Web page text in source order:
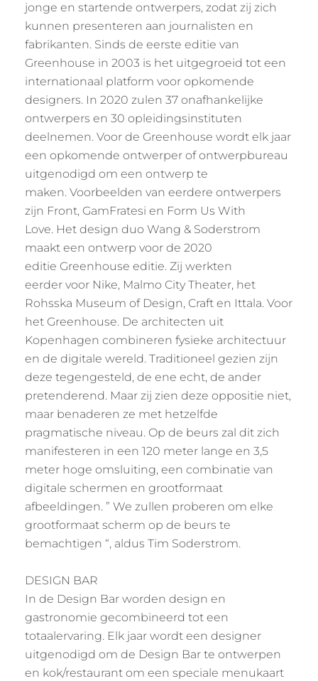
jonge en startende ontwerpers, zodat zij zich
kunnen presenteren aan journalisten en
fabrikanten. Sinds de eerste editie van
Greenhouse in 2003 is het uitgegroeid tot een
internationaal platform voor opkomende
designers. In 2020 zulen 37 onafhankelijke
ontwerpers en 30 opleidingsinstituten
deelnemen. Voor de Greenhouse wordt elk jaar
een opkomende ontwerper of ontwerpbureau
uitgenodigd om een ontwerp te
maken. Voorbeelden van eerdere ontwerpers
zijn Front, GamFratesi en Form Us With
Love. Het design duo Wang & Soderstrom
maakt een ontwerp voor de 2020
editie Greenhouse editie. Zij werkten
eerder voor Nike, Malmo City Theater, het
Rohsska Museum of Design, Craft en Ittala. Voor
het Greenhouse. De architecten uit
Kopenhagen combineren fysieke architectuur
en de digitale wereld. Traditioneel gezien zijn
deze tegengesteld, de ene echt, de ander
pretenderend. Maar zij zien deze oppositie niet,
maar benaderen ze met hetzelfde
pragmatische niveau. Op de beurs zal dit zich
manifesteren in een 120 meter lange en 3,5
meter hoge omsluiting, een combinatie van
digitale schermen en grootformaat
afbeeldingen. ” We zullen proberen om elke
grootformaat scherm op de beurs te
bemachtigen “, aldus Tim Soderstrom.
DESIGN BAR
In de Design Bar worden design en
gastronomie gecombineerd tot een
totaalervaring. Elk jaar wordt een designer
uitgenodigd om de Design Bar te ontwerpen
en kok/restaurant om een speciale menukaart